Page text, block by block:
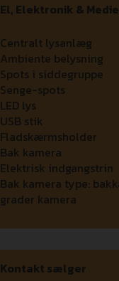
El, Elektronik & Medie
Centralt lysanlæg
Ambiente belysning
Spots i siddegruppe
Senge-spots
LED lys
USB stik
Fladskærmsholder
Bak kamera
Elektrisk indgangstrin
Bak kamera type:
grader kamera
Kontakt sælger